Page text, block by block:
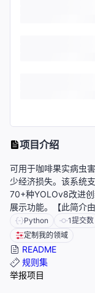
项目介绍
可用于咖啡果实病虫
少经济损失。该系统
70+种YOLOv8改进
展示功能。【此简介由
Python 1提交数
定制我的领域
README
规则集
举报项目